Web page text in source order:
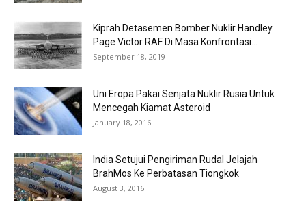
Kiprah Detasemen Bomber Nuklir Handley
Page Victor RAF Di Masa Konfrontasi...
September 18, 2019
Uni Eropa Pakai Senjata Nuklir Rusia Untuk
Mencegah Kiamat Asteroid
January 18, 2016
India Setujui Pengiriman Rudal Jelajah
BrahMos Ke Perbatasan Tiongkok
August 3, 2016